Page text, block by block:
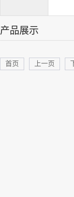
产品展示
首页 上一页